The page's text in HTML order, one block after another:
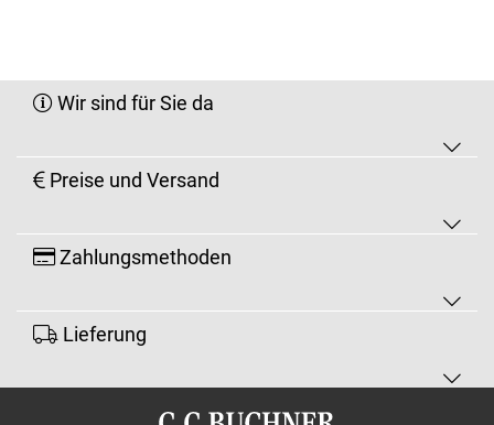
Wir sind für Sie da
Preise und Versand
Zahlungsmethoden
Lieferung